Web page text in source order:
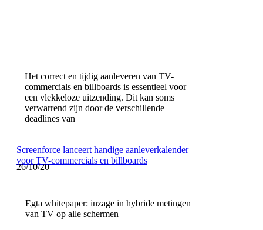
Het correct en tijdig aanleveren van TV-
commercials en billboards is essentieel voor
een vlekkeloze uitzending. Dit kan soms
verwarrend zijn door de verschillende
deadlines van
Screenforce lanceert handige aanleverkalender
voor TV-commercials en billboards
26/10/20
Egta whitepaper: inzage in hybride metingen
van TV op alle schermen